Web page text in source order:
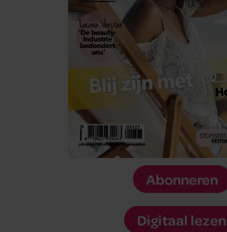
Abonneren
Digitaal lezen